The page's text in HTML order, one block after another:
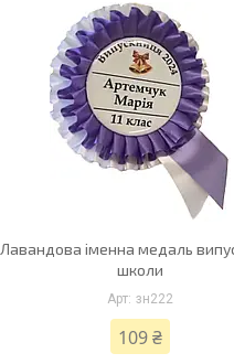
Лавандова іменна медаль
школи
зн222
109 ₴